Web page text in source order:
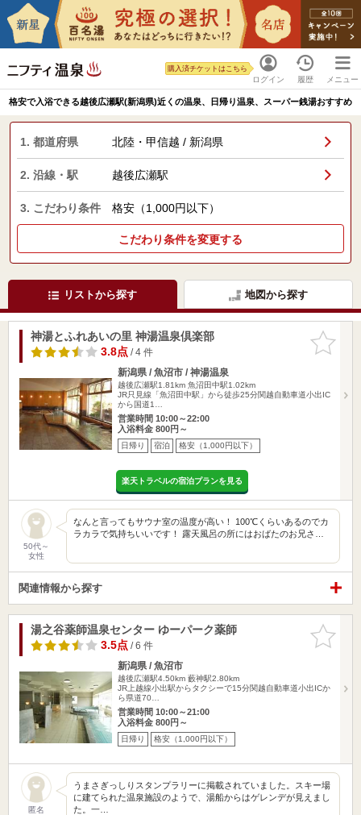
ログイン
購入済チケットはこちら
履歴 メニュー
格安で入浴できる越後広瀬駅(新潟県)近くの温泉、日帰り温泉、スーパー銭湯おすすめ
1. 都道府県 北陸・甲信越 / 新潟県
2. 沿線・駅 越後広瀬駅
3. こだわり条件 格安（1,000円以下）
こだわり条件を変更する
リストから探す 地図から探す
お気に入
りに追加
神湯とふれあいの里 神湯温泉倶楽部
3.8点/ 4 件
新潟県 / 魚沼市 / 神湯温泉
越後広瀬駅1.81km 魚沼田中駅1.02km
JR只見線「魚沼田中駅」から徒歩25分関越自動車道小出IC
から国道1…
営業時間 10:00～22:00
入浴料金 800円～
日帰り 宿泊 格安（1,000円以下）
楽天トラベルの宿泊プランを見る
50代～
女性
なんと言ってもサウナ室の温度が高い！ 100℃くらいあるのでカ
ラカラで気持ちいいです！ 露天風呂の所にはおばたのお兄さ…
関連情報から探す
お気に入
りに追加
湯之谷薬師温泉センター ゆーパーク薬師
3.5点/ 6 件
新潟県 / 魚沼市
越後広瀬駅4.50km 藪神駅2.80km
JR上越線小出駅からタクシーで15分関越自動車道小出ICか
ら県道70…
営業時間 10:00～21:00
入浴料金 800円～
日帰り 格安（1,000円以下）
匿名
うまさぎっしりスタンプラリーに掲載されていました。スキー場
に建てられた温泉施設のようで、湯船からはゲレンデが見えまし
た。一…